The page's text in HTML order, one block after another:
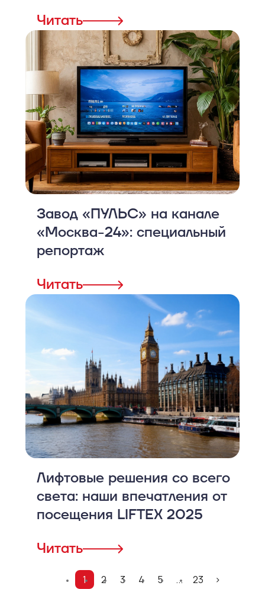
Читать
Завод «ПУЛЬС» на канале
«Москва-24»: специальный
репортаж
Читать
Лифтовые решения со всего
света: наши впечатления от
посещения LIFTEX 2025
Читать
1 2 3 4 5 ... 23 >